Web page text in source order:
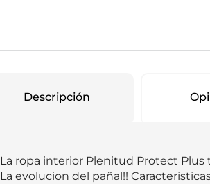
Descripción
La ropa interior Plenitud Protect
La evolucion del pañal!!